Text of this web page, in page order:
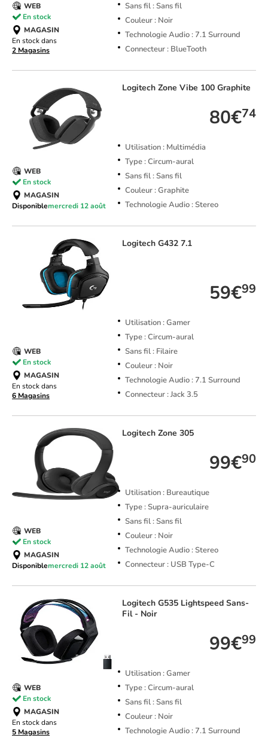
Sans fil : Sans fil
Couleur : Noir
Technologie Audio : 7.1 Surround
Connecteur : BlueTooth
WEB
En stock
MAGASIN
En stock dans
2 Magasins
Logitech Zone Vibe 100 Graphite
80€74
Utilisation : Multimédia
Type : Circum-aural
Sans fil : Sans fil
Couleur : Graphite
Technologie Audio : Stereo
WEB
En stock
MAGASIN
Disponiblemercredi 12 août
Logitech G432 7.1
59€99
Utilisation : Gamer
Type : Circum-aural
Sans fil : Filaire
Couleur : Noir
Technologie Audio : 7.1 Surround
Connecteur : Jack 3.5
WEB
En stock
MAGASIN
En stock dans
6 Magasins
Logitech Zone 305
99€90
Utilisation : Bureautique
Type : Supra-auriculaire
Sans fil : Sans fil
Couleur : Noir
Technologie Audio : Stereo
Connecteur : USB Type-C
WEB
En stock
MAGASIN
Disponiblemercredi 12 août
Logitech G535 Lightspeed Sans-
Fil - Noir
99€99
Utilisation : Gamer
Type : Circum-aural
Sans fil : Sans fil
Couleur : Noir
Technologie Audio : 7.1 Surround
WEB
En stock
MAGASIN
En stock dans
5 Magasins